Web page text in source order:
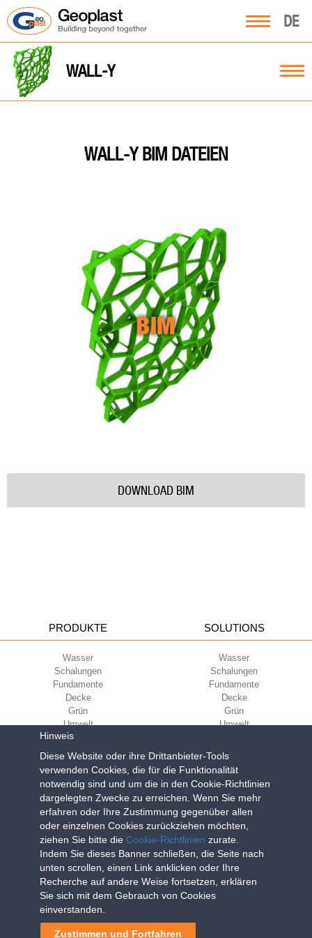
DE
WALL-Y
WALL-Y BIM DATEIEN
BIM
DOWNLOAD BIM
PRODUKTE
Wasser
Schalungen
Fundamente
Decke
Grün
Umwelt
Sport
SOLUTIONS
Wasser
Schalungen
Fundamente
Decke
Grün
Umwelt
UNTERNEHMEN
Nutzungsbedingungen
Verkaufsbedingungen
Über uns
Newsletter
ECOKOMPATIBILITÄT
Green Building Council
Geoplast S.p.A.| Via Martiri della Libertà, 6/8 - 35010 Grantorto (Padova)
ITALY - Tel +39 049 9490289 - info@geoplastglobal.com
Reg. Impr. PD. n. 03285310284 - R.E.A. n. 300667 P.IVA e C.F.
03285310284 | Cap. Soc. Euro 2.000.000 i.v. |
Hinweis
Diese Website oder ihre Drittanbieter-Tools
verwenden Cookies, die für die Funktionalität
notwendig sind und um die in den Cookie-Richtlinien
dargelegten Zwecke zu erreichen. Wenn Sie mehr
erfahren oder Ihre Zustimmung gegenüber allen
oder einzelnen Cookies zurückziehen möchten,
ziehen Sie bitte die Cookie-Richtlinien zurate.
Indem Sie dieses Banner schließen, die Seite nach
unten scrollen, einen Link anklicken oder Ihre
Recherche auf andere Weise fortsetzen, erklären
Sie sich mit dem Gebrauch von Cookies
einverstanden.
Zustimmen und Fortfahren